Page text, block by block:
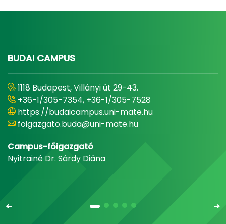
BUDAI CAMPUS
1118 Budapest, Villányi út 29-43.
+36-1/305-7354, +36-1/305-7528
https://budaicampus.uni-mate.hu
foigazgato.buda@uni-mate.hu
Campus-főigazgató
Nyitrainé Dr. Sárdy Diána